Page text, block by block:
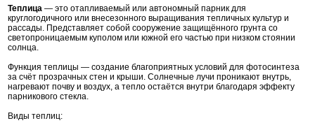
Теплица — это отапливаемый или автономный парник для
круглогодичного или внесезонного выращивания тепличных культур и
рассады. Представляет собой сооружение защищённого грунта со
светопроницаемым куполом или южной его частью при низком стоянии
солнца.
Функция теплицы — создание благоприятных условий для фотосинтеза
за счёт прозрачных стен и крыши. Солнечные лучи проникают внутрь,
нагревают почву и воздух, а тепло остаётся внутри благодаря эффекту
парникового стекла.
Виды теплиц: